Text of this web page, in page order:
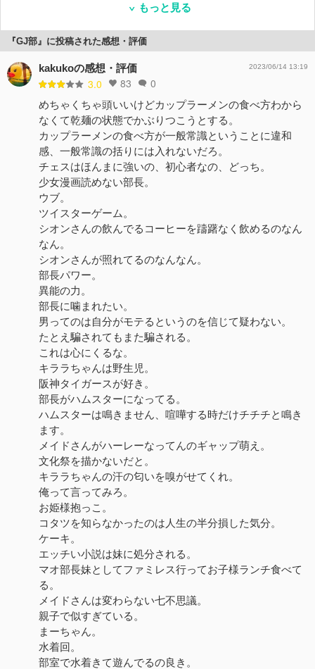
もっと見る
『GJ部』に投稿された感想・評価
kakukoの感想・評価
3.0 83 0
2023/06/14 13:19
めちゃくちゃ頭いいけどカップラーメンの食べ方わから
なくて乾麺の状態でかぶりつこうとする。
カップラーメンの食べ方が一般常識ということに違和
感、一般常識の括りには入れないだろ。
チェスはほんまに強いの、初心者なの、どっち。
少女漫画読めない部長。
ウブ。
ツイスターゲーム。
シオンさんの飲んでるコーヒーを躊躇なく飲めるのなん
なん。
シオンさんが照れてるのなんなん。
部長パワー。
異能の力。
部長に噛まれたい。
男ってのは自分がモテるというのを信じて疑わない。
たとえ騙されてもまた騙される。
これは心にくるな。
キララちゃんは野生児。
阪神タイガースが好き。
部長がハムスターになってる。
ハムスターは鳴きません、喧嘩する時だけチチチと鳴き
ます。
メイドさんがハーレーなってんのギャップ萌え。
文化祭を描かないだと。
キララちゃんの汗の匂いを嗅がせてくれ。
俺って言ってみろ。
お姫様抱っこ。
コタツを知らなかったのは人生の半分損した気分。
ケーキ。
エッチい小説は妹に処分される。
マオ部長妹としてファミレス行ってお子様ランチ食べて
る。
メイドさんは変わらない七不思議。
親子で似すぎている。
まーちゃん。
水着回。
部室で水着きて遊んでるの良き。